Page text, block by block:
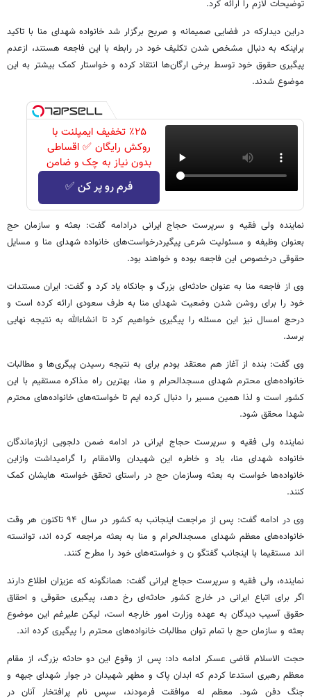
توضیحات لازم را ارائه کرد.
دراین دیدارکه در فضایی صمیمانه و صریح برگزار شد خانواده شهدای منا با تاکید
براینکه به دنبال مشخص شدن تکلیف خود در رابطه با این فاجعه هستند، ازعدم
پیگیری حقوق خود توسط برخی ارگان‌ها انتقاد کرده و خواستار کمک بیشتر به این
موضوع شدند.
٪۲۵ تخفیف ایمپلنت با
روکش رایگان ✅ اقساطی
بدون نیاز به چک و ضامن
فرم رو پر کن ✅
نماینده ولی فقیه و سرپرست حجاج ایرانی درادامه گفت: بعثه و سازمان حج
بعنوان وظیفه و مسئولیت شرعی پیگیردرخواست‌های خانواده شهدای منا و مسایل
حقوقی درخصوص این فاجعه بوده و خواهند بود.
وی از فاجعه منا به عنوان حادثه‌ای بزرگ و جانکاه یاد کرد و گفت: ایران مستندات
خود را برای روشن شدن وضعیت شهدای منا به طرف سعودی ارائه کرده است و
درحج امسال نیز این مسئله را پیگیری خواهیم کرد تا انشاءالله به نتیجه نهایی
برسد.
وی گفت: بنده از آغاز هم معتقد بودم برای به نتیجه رسیدن پیگری‌ها و مطالبات
خانواده‌های محترم شهدای مسجدالحرام و منا، بهترین راه مذاکره مستقیم با این
کشور است و لذا همین مسیر را دنبال کرده ایم تا خواسته‌های خانواده‌های محترم
شهدا محقق شود.
نماینده ولی فقیه و سرپرست حجاج ایرانی در ادامه ضمن دلجویی ازبازماندگان
خانواده شهدای منا، یاد و خاطره این شهیدان والامقام را گرامیداشت وازاین
خانواده‌ها خواست به بعثه وسازمان حج در راستای تحقق خواسته هایشان کمک
کنند.
وی در ادامه گفت: پس از مراجعت اینجانب به کشور در سال ۹۴ تاکنون هر وقت
خانواده‌های معظم شهدای مسجدالحرام و منا به بعثه مراجعه کرده اند، توانسته
اند مستقیما با اینجانب گفتگو ن و خواسته‌های خود را مطرح کنند.
نماینده، ولی فقیه و سرپرست حجاج ایرانی گفت: همانگونه که عزیزان اطلاع دارند
اگر برای اتباع ایرانی در خارج کشور حادثه‌ای رخ دهد، پیگیری حقوقی و احقاق
حقوق آسیب دیدگان به عهده وزارت امور خارجه است، لیکن علیرغم این موضوع
بعثه و سازمان حج با تمام توان مطالبات خانواده‌های محترم را پیگیری کرده اند.
حجت الاسلام قاضی عسکر ادامه داد: پس از وقوع این دو حادثه بزرگ، از مقام
معظم رهبری استدعا کردم که ابدان پاک و مطهر شهیدان در جوار شهدای جبهه و
جنگ دفن شود. معظم له موافقت فرمودند، سپس نام پرافتخار آنان در